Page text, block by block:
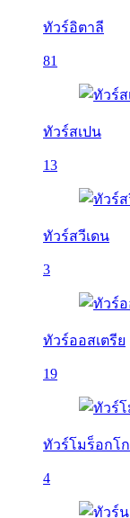
ทัวร์อิตาลี
81
ทัวร์สเปน
13
ทัวร์สวีเดน
3
ทัวร์ออสเตรีย
19
ทัวร์โมร็อกโก
4